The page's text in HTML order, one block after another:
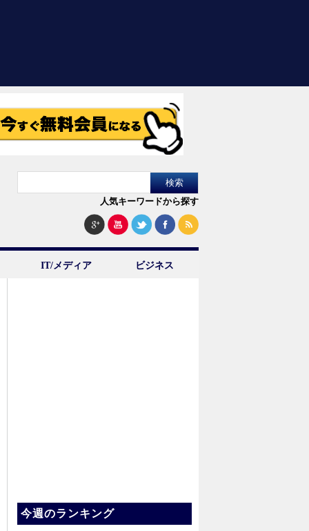
人気キーワードから探す
IT/メディア ビジネス
今週のランキング